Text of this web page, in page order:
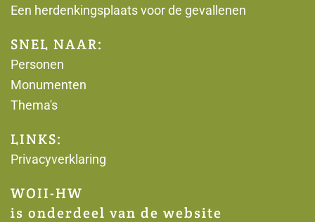
Een herdenkingsplaats voor de gevallenen
SNEL NAAR:
Personen
Monumenten
Thema's
LINKS:
Privacyverklaring
WOII-HW
is onderdeel van de website